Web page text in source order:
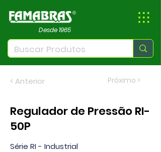
Desde 1965
< Anterior Próximo >
Regulador de Pressão RI-
50P
Série RI - Industrial